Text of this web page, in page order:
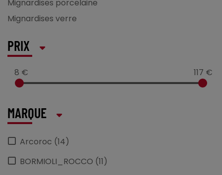
Mignardises porcelaine
Mignardises verre
PRIX
8 € 117 €
MARQUE
Arcoroc (14)
BORMIOLI_ROCCO (11)